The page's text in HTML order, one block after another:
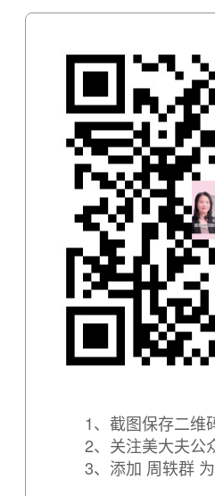
1、截图保存二维
2、关注美大夫公
3、添加 周轶群